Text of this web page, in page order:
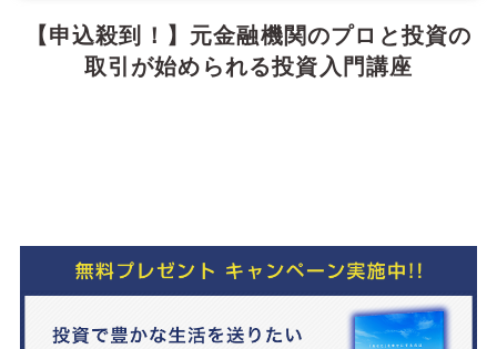
【申込殺到！】元金融機関のプロと投資の
取引が始められる投資入門講座